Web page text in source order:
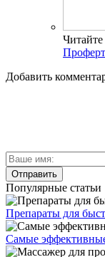
Добавить
Популярные статьи
Препараты для
Самые